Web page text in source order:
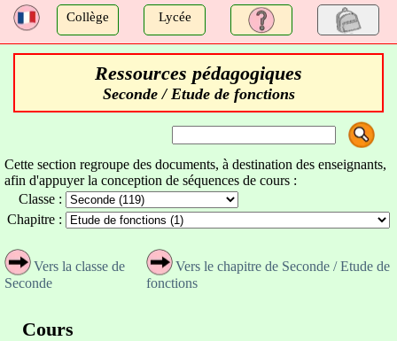
a Collège Lycée
Ressources pédagogiques
Seconde / Etude de fonctions
Cette section regroupe des documents, à destination des enseignants,
afin d'appuyer la conception de séquences de cours :
Classe :
Chapitre :
Vers la classe de
Seconde
Vers le chapitre de Seconde / Etude de
fonctions
Cours